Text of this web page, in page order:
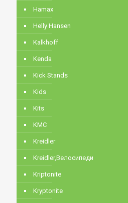
Hamax
Helly Hansen
Kalkhoff
Kenda
Kick Stands
Kids
Kits
KMC
Kreidler
Kreidler,Велосипеди
Kriptonite
Kryptonite